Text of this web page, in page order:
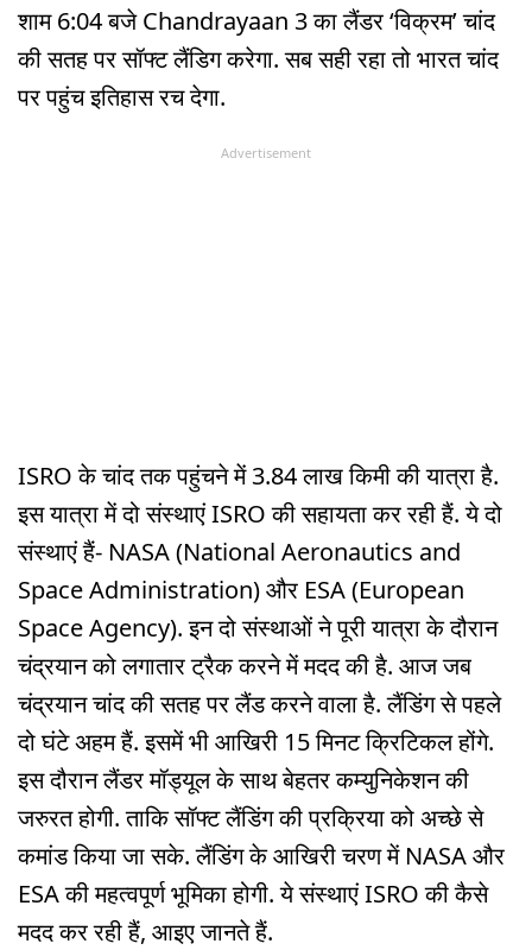
शाम 6:04 बजे Chandrayaan 3 का लैंडर ‘विक्रम’ चांद
की सतह पर सॉफ्ट लैंडिग करेगा. सब सही रहा तो भारत चांद
पर पहुंच इतिहास रच देगा.
Advertisement
ISRO के चांद तक पहुंचने में 3.84 लाख किमी की यात्रा है.
इस यात्रा में दो संस्थाएं ISRO की सहायता कर रही हैं. ये दो
संस्थाएं हैं- NASA (National Aeronautics and
Space Administration) और ESA (European
Space Agency). इन दो संस्थाओं ने पूरी यात्रा के दौरान
चंद्रयान को लगातार ट्रैक करने में मदद की है. आज जब
चंद्रयान चांद की सतह पर लैंड करने वाला है. लैंडिंग से पहले
दो घंटे अहम हैं. इसमें भी आखिरी 15 मिनट क्रिटिकल होंगे.
इस दौरान लैंडर मॉड्यूल के साथ बेहतर कम्युनिकेशन की
जरुरत होगी. ताकि सॉफ्ट लैंडिंग की प्रक्रिया को अच्छे से
कमांड किया जा सके. लैंडिंग के आखिरी चरण में NASA और
ESA की महत्वपूर्ण भूमिका होगी. ये संस्थाएं ISRO की कैसे
मदद कर रही हैं, आइए जानते हैं.